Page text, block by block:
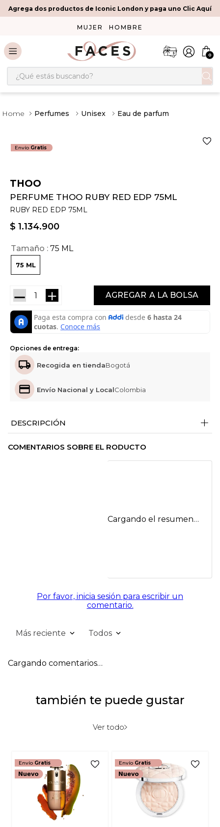
Agrega dos productos de Iconic London y paga uno Clic Aquí
MUJER HOMBRE
0
¿Qué estás buscando?
Perfumes Unisex Eau de parfum
Envío Gratis
THOO
PERFUME THOO RUBY RED EDP 75ML
RUBY RED EDP 75ML
$ 1.134.900
Tamaño 75 ML
75 ML
＋
－ AGREGAR
Opciones de entrega:
Recogida en tiendaBogotá
Envío Nacional y LocalColombia
DESCRIPCIÓN +
COMENTARIOS SOBRE EL RODUCTO
Cargando el resumen…
Por favor, inicia sesión para escribir un
comentario.
Más reciente Todos
Cargando comentarios…
también te puede gustar
Ver todo
Envío Gratis Envío Gratis